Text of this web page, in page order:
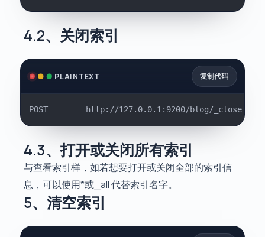
4.2、关闭索引
PLAINTEXT 复制代码
POST		http://127.0.0.1:9200/blog/_close
4.3、打开或关闭所有索引
与查看索引样，如若想要打开或关闭全部的索引信
息，可以使用*或_all 代替索引名字。
5、清空索引